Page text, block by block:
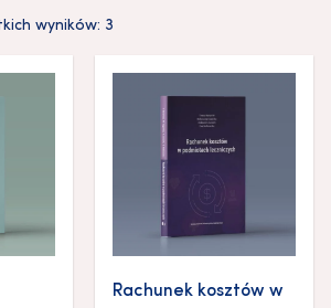
wyników: 3
Rachunek kosztów w